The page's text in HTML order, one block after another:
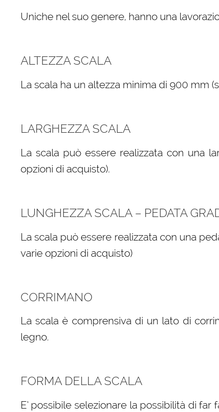
Uniche nel suo genere, hanno una
ALTEZZA SCALA
La scala ha un altezza minima di 900 mm
LARGHEZZA SCALA
La scala può essere realizzata con una
opzioni di acquisto).
LUNGHEZZA SCALA – PEDATA
La scala può essere realizzata con una
varie opzioni di acquisto)
CORRIMANO
La scala è comprensiva di un lato di
legno.
FORMA DELLA SCALA
E’ possibile selezionare la possibilità di